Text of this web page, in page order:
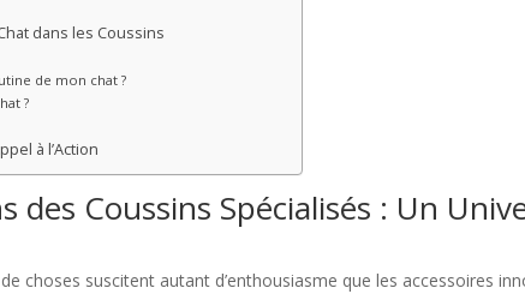
dans les Coussins
de mon chat ?
?
à l’Action
des Coussins Spécialisés : Un
choses suscitent autant d’enthousiasme que les accessoires